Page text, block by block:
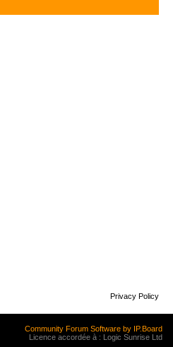
Privacy Policy
Community Forum Software by IP.Board
Licence accordée à : Logic Sunrise Ltd